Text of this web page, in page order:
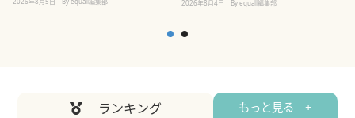
2026年8月4日 By equall編集部
ランキング もっと見る +